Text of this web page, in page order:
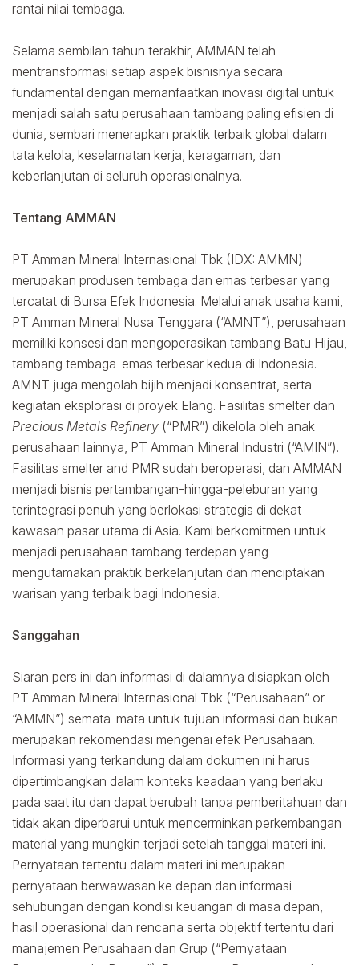
rantai nilai tembaga.
Selama sembilan tahun terakhir, AMMAN telah
mentransformasi setiap aspek bisnisnya secara
fundamental dengan memanfaatkan inovasi digital untuk
menjadi salah satu perusahaan tambang paling efisien di
dunia, sembari menerapkan praktik terbaik global dalam
tata kelola, keselamatan kerja, keragaman, dan
keberlanjutan di seluruh operasionalnya.
Tentang AMMAN
PT Amman Mineral Internasional Tbk (IDX: AMMN)
merupakan produsen tembaga dan emas terbesar yang
tercatat di Bursa Efek Indonesia. Melalui anak usaha kami,
PT Amman Mineral Nusa Tenggara (“AMNT”), perusahaan
memiliki konsesi dan mengoperasikan tambang Batu Hijau,
tambang tembaga-emas terbesar kedua di Indonesia.
AMNT juga mengolah bijih menjadi konsentrat, serta
kegiatan eksplorasi di proyek Elang. Fasilitas smelter dan
Precious Metals Refinery (“PMR”) dikelola oleh anak
perusahaan lainnya, PT Amman Mineral Industri (“AMIN”).
Fasilitas smelter and PMR sudah beroperasi, dan AMMAN
menjadi bisnis pertambangan-hingga-peleburan yang
terintegrasi penuh yang berlokasi strategis di dekat
kawasan pasar utama di Asia. Kami berkomitmen untuk
menjadi perusahaan tambang terdepan yang
mengutamakan praktik berkelanjutan dan menciptakan
warisan yang terbaik bagi Indonesia.
Sanggahan
Siaran pers ini dan informasi di dalamnya disiapkan oleh
PT Amman Mineral Internasional Tbk (“Perusahaan” or
“AMMN”) semata-mata untuk tujuan informasi dan bukan
merupakan rekomendasi mengenai efek Perusahaan.
Informasi yang terkandung dalam dokumen ini harus
dipertimbangkan dalam konteks keadaan yang berlaku
pada saat itu dan dapat berubah tanpa pemberitahuan dan
tidak akan diperbarui untuk mencerminkan perkembangan
material yang mungkin terjadi setelah tanggal materi ini.
Pernyataan tertentu dalam materi ini merupakan
pernyataan berwawasan ke depan dan informasi
sehubungan dengan kondisi keuangan di masa depan,
hasil operasional dan rencana serta objektif tertentu dari
manajemen Perusahaan dan Grup (“Pernyataan